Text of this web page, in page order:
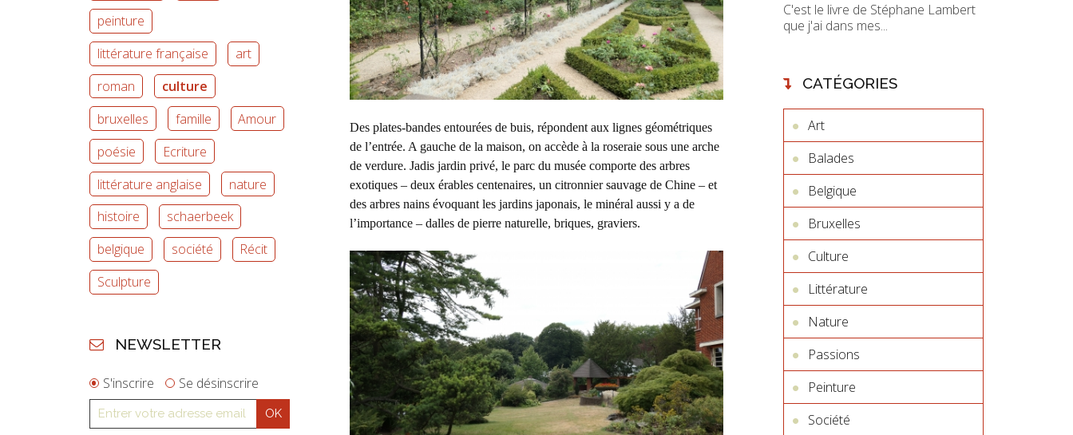
peinture
littérature française
art
roman
culture
bruxelles
famille
Amour
poésie
Ecriture
littérature anglaise
nature
histoire
schaerbeek
belgique
société
Récit
Sculpture
NEWSLETTER
S'inscrire Se désinscrire
Des plates-bandes entourées de buis, répondent aux lignes géométriques
de l’entrée. A gauche de la maison, on accède à la roseraie sous une arche
de verdure. Jadis jardin privé, le parc du musée comporte des arbres
exotiques – deux érables centenaires, un citronnier sauvage de Chine – et
des arbres nains évoquant les jardins japonais, le minéral aussi y a de
l’importance – dalles de pierre naturelle, briques, graviers.
C'est le livre de Stéphane Lambert
que j'ai dans mes...
CATÉGORIES
Art
Balades
Belgique
Bruxelles
Culture
Littérature
Nature
Passions
Peinture
Société